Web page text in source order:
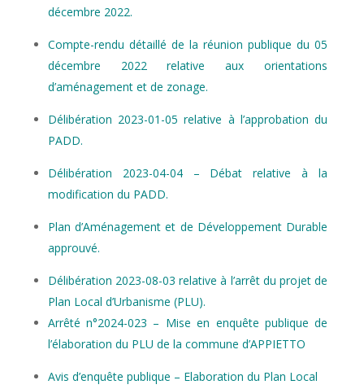
décembre 2022.
Compte-rendu détaillé de la réunion publique du 05
décembre 2022 relative aux orientations
d’aménagement et de zonage.
Délibération 2023-01-05 relative à l’approbation du
PADD.
Délibération 2023-04-04 – Débat relative à la
modification du PADD.
Plan d’Aménagement et de Développement Durable
approuvé.
Délibération 2023-08-03 relative à l’arrêt du projet de
Plan Local d’Urbanisme (PLU).
Arrêté n°2024-023 – Mise en enquête publique de
l’élaboration du PLU de la commune d’APPIETTO
Avis d’enquête publique – Elaboration du Plan Local